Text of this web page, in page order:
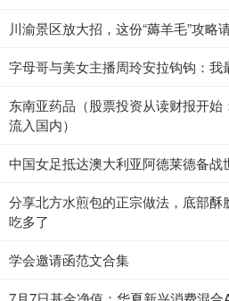
川渝景区放大招，这份“薅羊毛”攻略
字母哥与美女主播周玲安拉钩钩：
东南亚药品（股票投资从读财报开
流入国内）
中国女足抵达澳大利亚阿德莱德备战
分享北方水煎包的正宗做法，底部
吃多了
学会邀请函范文合集